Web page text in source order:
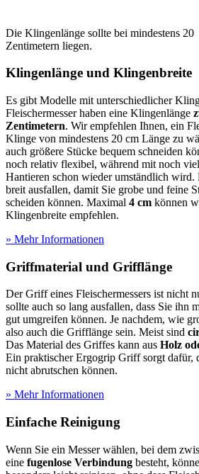
Die Klingenlänge sollte bei mindestens 20
Zentimetern liegen.
Klingenlänge und Klingenbreite
Es gibt Modelle mit unterschiedlicher
Fleischermesser haben eine Klingenlänge
Zentimetern. Wir empfehlen Ihnen, ein
Klinge von mindestens 20 cm Länge zu
auch größere Stücke bequem schneiden
noch relativ flexibel, während mit noch
Hantieren schon wieder umständlich
breit ausfallen, damit Sie grobe und feine
scheiden können. Maximal 4 cm können
Klingenbreite empfehlen.
» Mehr Informationen
Griffmaterial und Grifflänge
Der Griff eines Fleischermessers ist nicht
sollte auch so lang ausfallen, dass Sie ihn
gut umgreifen können. Je nachdem, wie
also auch die Grifflänge sein. Meist sind
Das Material des Griffes kann aus Holz
Ein praktischer Ergogrip Griff sorgt dafür,
nicht abrutschen können.
» Mehr Informationen
Einfache Reinigung
Wenn Sie ein Messer wählen, bei dem
eine fugenlose Verbindung besteht,